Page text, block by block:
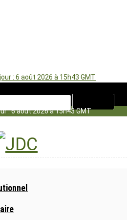
: 6 août 2026 à 15h43 GMT
: 6 août 2026 à 15h43 GMT